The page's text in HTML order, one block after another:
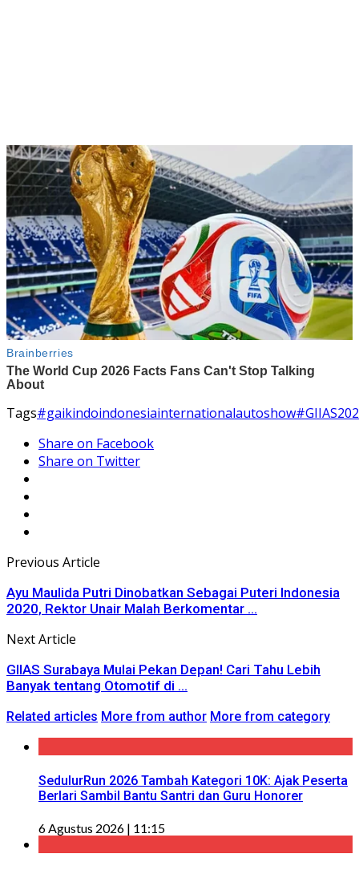
Tags#gaikindoindonesiainternationalautoshow
Share on Facebook
Share on Twitter
Previous Article
Ayu Maulida Putri Dinobatkan Sebagai Puteri Indonesia
2020, Rektor Unair Malah Berkomentar ...
Next Article
GIIAS Surabaya Mulai Pekan Depan! Cari Tahu Lebih
Banyak tentang Otomotif di ...
Related articles More from author More from category
SedulurRun 2026 Tambah Kategori 10K: Ajak Peserta
Berlari Sambil Bantu Santri dan Guru Honorer
6 Agustus 2026 | 11:15